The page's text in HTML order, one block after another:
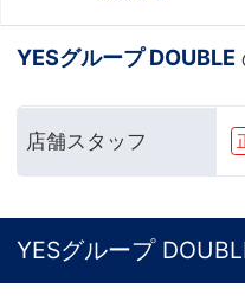
YESグループ DOUBLE
店舗スタッフ
YESグループ